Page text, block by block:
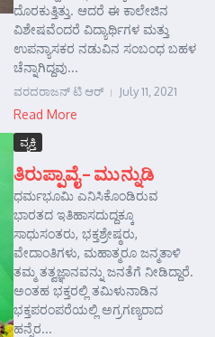
ದೊರಕುತ್ತಿತ್ತು. ಆದರೆ ಈ ಕಾಲೇಜಿನ
ವಿಶೇಷವೆಂದರೆ ವಿದ್ಯಾರ್ಥಿಗಳ ಮತ್ತು
ಉಪನ್ಯಾಸಕರ ನಡುವಿನ ಸಂಬಂಧ ಬಹಳ
ಚೆನ್ನಾಗಿದ್ದವು...
ವರದರಾಜನ್ ಟಿ ಆರ್ July 11, 2021
Read More
ವ್ಯಕ್ತಿ
ತಿರುಪ್ಪಾವೈ – ಮುನ್ನುಡಿ
ಧರ್ಮಭೂಮಿ ಎನಿಸಿಕೊಂಡಿರುವ
ಭಾರತದ ಇತಿಹಾಸದುದ್ದಕ್ಕೂ
ಸಾಧುಸಂತರು, ಭಕ್ತಶ್ರೇಷ್ಠರು,
ವೇದಾಂತಿಗಳು, ಮಹಾತ್ಮರೂ ಜನ್ಮತಾಳಿ
ತಮ್ಮ ತತ್ವಜ್ಞಾನವನ್ನು ಜನತೆಗೆ ನೀಡಿದ್ದಾರೆ.
ಅಂತಹ ಭಕ್ತರಲ್ಲಿ ತಮಿಳುನಾಡಿನ
ಭಕ್ತಪರಂಪರೆಯಲ್ಲಿ ಅಗ್ರಗಣ್ಯರಾದ
ಹನ್ನೆರ...